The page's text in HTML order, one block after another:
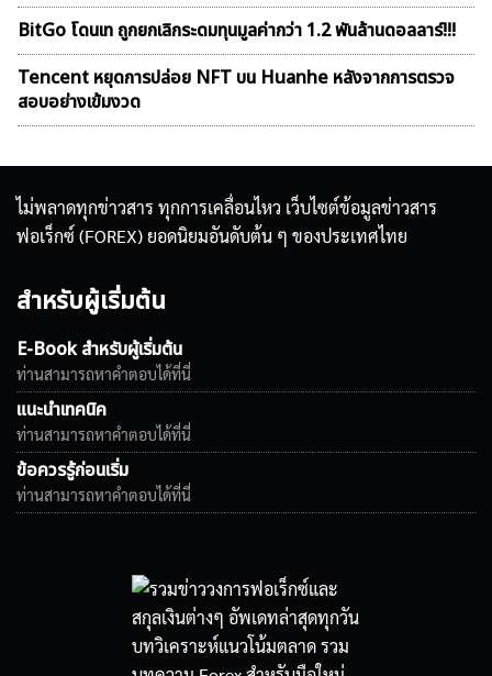
BitGo โดนเท ถูกยกเลิกระดมทุนมูลค่ากว่า 1.2 พันล้านดอลลาร์!!!
Tencent หยุดการปล่อย NFT บน Huanhe หลังจากการตรวจ
สอบอย่างเข้มงวด
ไม่พลาดทุกข่าวสาร ทุกการเคลื่อนไหว เว็บไซต์ข้อมูลข่าวสาร
ฟอเร็กซ์ (FOREX) ยอดนิยมอันดับต้น ๆ ของประเทศไทย
สำหรับผู้เริ่มต้น
E-Book สำหรับผู้เริ่มต้น
ท่านสามารถหาคำตอบได้ที่นี่
แนะนำเทคนิค
ท่านสามารถหาคำตอบได้ที่นี่
ข้อควรรู้ก่อนเริ่ม
ท่านสามารถหาคำตอบได้ที่นี่